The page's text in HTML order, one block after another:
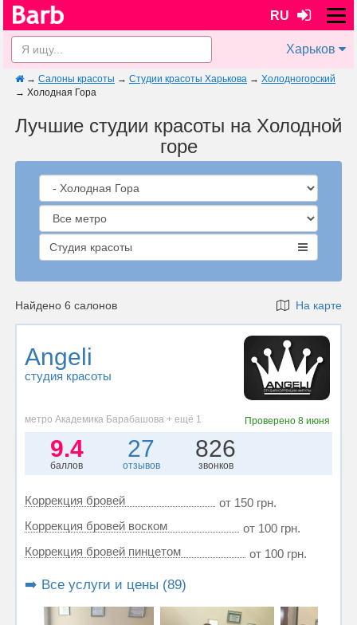
RU
Харьков
→ Салоны красоты → Студии красоты Харькова → Холодногорский
→ Холодная Гора
Лучшие студии красоты на Холодной
горе
Студия красоты
Найдено 6 салонов На карте
Angeli
студия красоты
метро Академика Барабашова + ещё 1 Проверено 8 июня
9.4
баллов
27
отзывов
826
звонков
Коррекция бровей
от 150 грн.
Коррекция бровей воском
от 100 грн.
Коррекция бровей пинцетом
от 100 грн.
➡️ Все услуги и цены (89)